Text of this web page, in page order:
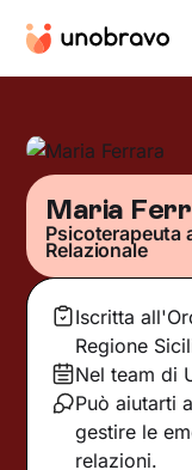
Maria
Psicoterapeuta
Relazionale
Iscritta
Regione
Nel team di
Può aiutarti
gestire le
relazioni.